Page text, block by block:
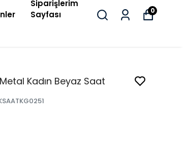
Siparişlerim
Sayfası
0
Kadın Beyaz Saat